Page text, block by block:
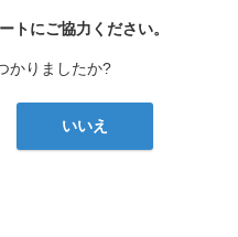
トにご協力ください。
かりましたか?
いいえ